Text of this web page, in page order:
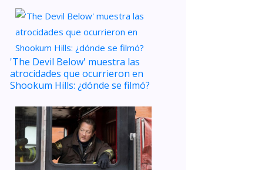
'The Devil Below' muestra las
atrocidades que ocurrieron en
Shookum Hills: ¿dónde se filmó?